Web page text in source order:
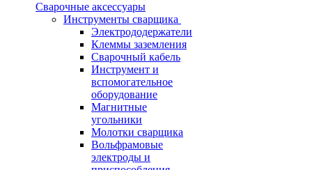
Сварочные аксессуары
Инструменты сварщика
Электрододержатели
Клеммы заземления
Сварочный кабель
Инструмент и
вспомогательное
оборудование
Магнитные
угольники
Молотки сварщика
Вольфрамовые
электроды и